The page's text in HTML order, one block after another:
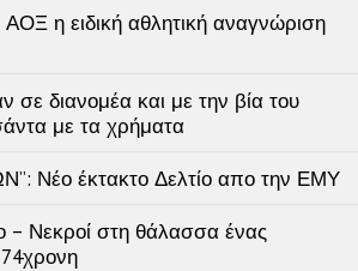
η ειδική αθλητική αναγνώριση
σε διανομέα και με την βία του
με τα χρήματα
Νέο έκτακτο Δελτίο απο την ΕΜΥ
Νεκροί στη θάλασσα ένας